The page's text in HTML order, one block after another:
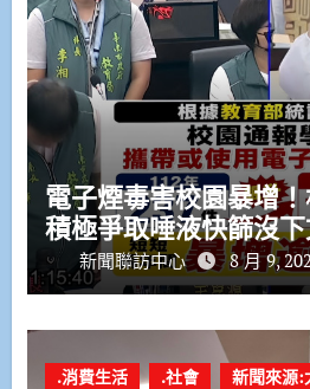
電子煙毒害校園暴增
積極爭取唾液快篩沒
新聞聯訪中心 8 月 9,
.消費生活 .社會 新聞來源: